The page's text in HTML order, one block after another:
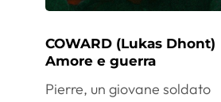
COWARD (Lukas Dhont)
Amore e guerra
Pierre, un giovane soldato